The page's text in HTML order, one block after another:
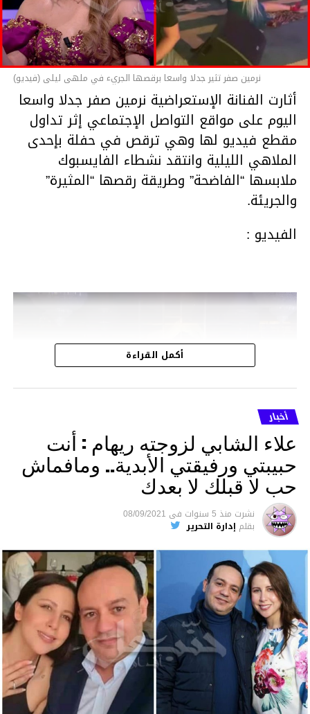
00:00
06:25
نرمين صفر تثير جدلا واسعا برقصها الجريء في ملهى ليلى (فيديو)
أثارت الفنانة الإستعراضية نرمين صفر جدلا واسعا
اليوم على مواقع التواصل الإجتماعي إثر تداول
مقطع فيديو لها وهي ترقص في حفلة بإحدى
الملاهي الليلية وانتقد نشطاء الفايسبوك
ملابسها “الفاضحة” وطريقة رقصها “المثيرة”
والجريئة.
الفيديو :
مشغل
00:00
00:41
متابعة
قسم الاخبـار
أكمل القراءة
أخبار
علاء الشابي لزوجته ريهام : أنت
حبيبتي ورفيقتي الأبدية.. ومافماش
حب لا قبلك لا بعدك
نشرت منذ 5 سنوات فى 08/09/2021
بقلم إدارة التحرير